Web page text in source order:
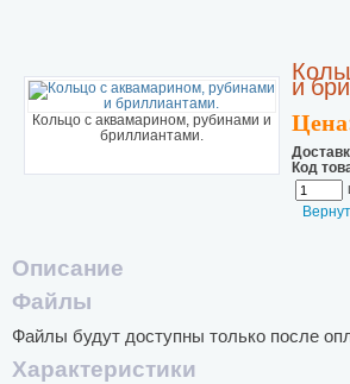
Кольцо с аквамарином, рубинами и
бриллиантами.
и
Код
Описание
Файлы
Файлы будут доступны только после
Характеристики